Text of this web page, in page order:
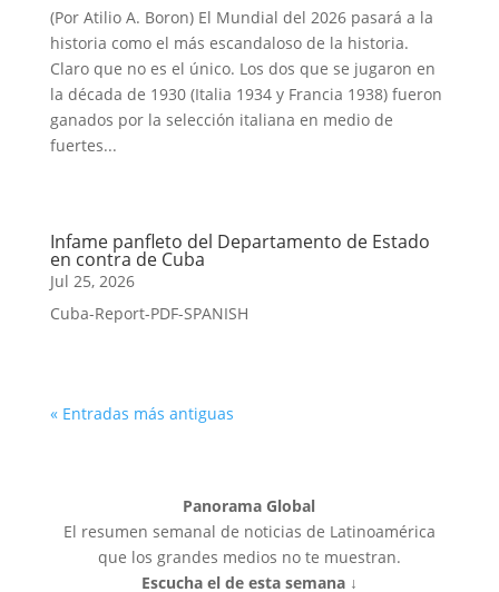
(Por Atilio A. Boron) El Mundial del 2026 pasará a la
historia como el más escandaloso de la historia.
Claro que no es el único. Los dos que se jugaron en
la década de 1930 (Italia 1934 y Francia 1938) fueron
ganados por la selección italiana en medio de
fuertes...
Infame panfleto del Departamento de Estado
en contra de Cuba
Jul 25, 2026
Cuba-Report-PDF-SPANISH
« Entradas más antiguas
Panorama Global
El resumen semanal de noticias de Latinoamérica
que los grandes medios no te muestran.
Escucha el de esta semana ↓